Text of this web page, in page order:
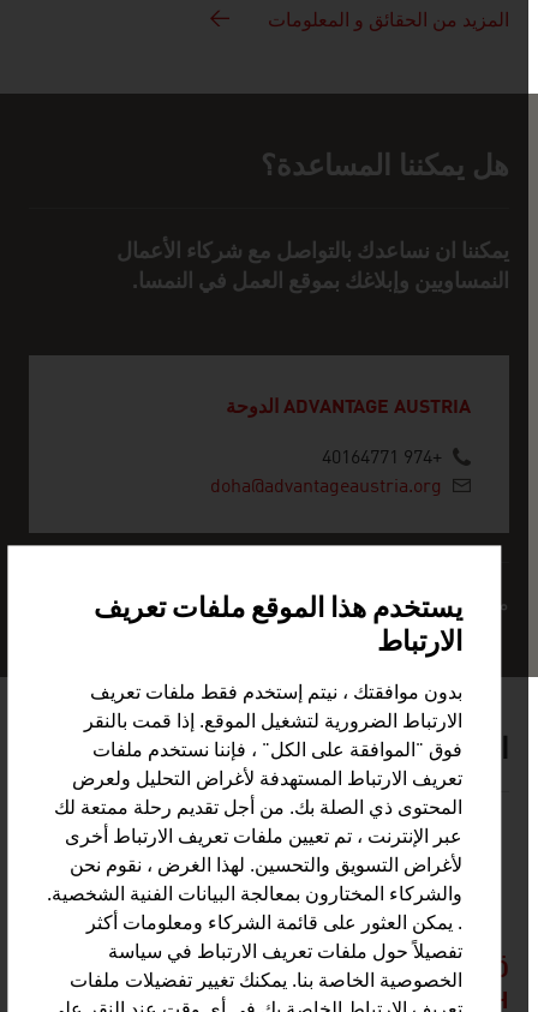
المزيد من الحقائق و المعلومات
المساعدة و شخص للتواصل
هل يمكننا المساعدة؟
يمكننا ان نساعدك بالتواصل مع شركاء الأعمال
النمساويين وإبلاغك بموقع العمل في النمسا.
ADVANTAGE AUSTRIA الدوحة
doha@advantageaustria.org
مركز الخدمات
الشركات النمساوية - أطعمة عضوية
BUSINESS UPPER AUSTRIA - OÖ
WIRTSCHAFTSAGENTUR GMBH
يستخدم هذا الموقع ملفات تعريف
الارتباط
بدون موافقتك ، نيتم إستخدم فقط ملفات تعريف
الارتباط الضرورية لتشغيل الموقع. إذا قمت بالنقر
فوق "الموافقة على الكل" ، فإننا نستخدم ملفات
تعريف الارتباط المستهدفة لأغراض التحليل ولعرض
المحتوى ذي الصلة بك. من أجل تقديم رحلة ممتعة لك
عبر الإنترنت ، تم تعيين ملفات تعريف الارتباط أخرى
لأغراض التسويق والتحسين. لهذا الغرض ، نقوم نحن
والشركاء المختارون بمعالجة البيانات الفنية الشخصية.
. يمكن العثور على قائمة الشركاء ومعلومات أكثر
تفصيلاً حول ملفات تعريف الارتباط في سياسة
الخصوصية الخاصة بنا. يمكنك تغيير تفضيلات ملفات